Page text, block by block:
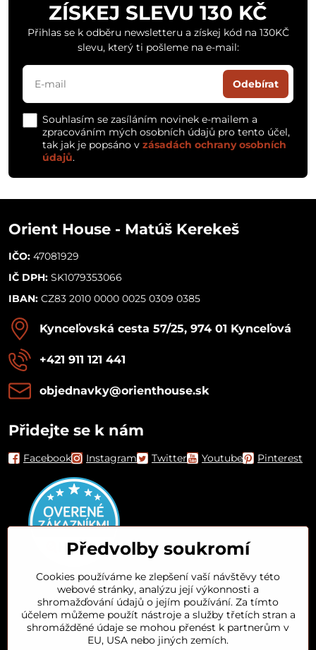
ZÍSKEJ SLEVU 130 KČ
Přihlas se k odběru newsletteru a získej kód na 130KČ
slevu, který ti pošleme na e-mail:
Odebírat
Souhlasím se zasíláním novinek e-mailem a
zpracováním mých osobních údajů pro tento účel,
tak jak je popsáno v zásadách ochrany osobních
údajů.
Orient House - Matúš Kerekeš
IČO: 47081929
IČ DPH: SK1079353066
IBAN: CZ83 2010 0000 0025 0309 0385
Kynceľovská cesta 57/25, 974 01 Kynceľová
+421 911 121 441
objednavky​@orienthouse​.sk
Přidejte se k nám
Facebook Instagram Twitter Youtube Pinterest
Orient House
Arganový olej
Předvolby soukromí
Cookies používáme ke zlepšení vaší návštěvy této
webové stránky, analýzu její výkonnosti a
shromažďování údajů o jejím používání. Za tímto
účelem můžeme použít nástroje a služby třetích stran a
shromážděné údaje se mohou přenést k partnerům v
EU, USA nebo jiných zemích.